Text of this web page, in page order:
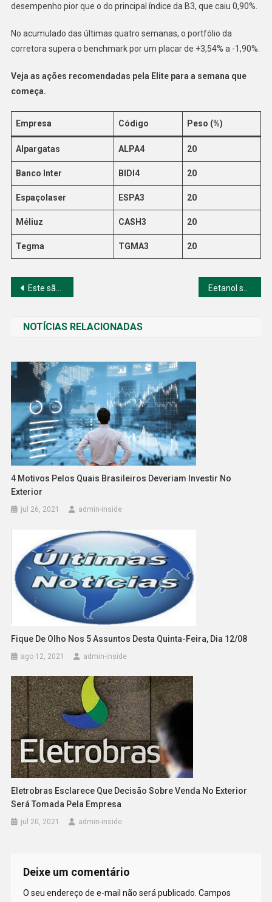
desempenho pior que o do principal índice da B3, que caiu 0,90%.
No acumulado das últimas quatro semanas, o portfólio da
corretora supera o benchmark por um placar de +3,54% a -1,90%.
Veja as ações recomendadas pela Elite para a semana que
começa.
Empresa Código Peso (%)
Alpargatas ALPA4 20
Banco Inter BIDI4 20
Espaçolaser ESPA3 20
Méliuz CASH3 20
Tegma TGMA3 20
Navegação
Post
Este são os 5 assuntos que vão movimentar o mercado nesta segunda-feira
NOTÍCIAS RELACIONADAS
4 Motivos Pelos Quais Brasileiros Deveriam Investir No
Exterior
jul 26, 2021 admin-inside
Fique De Olho Nos 5 Assuntos Desta Quinta-Feira, Dia 12/08
ago 12, 2021 admin-inside
Eletrobras Esclarece Que Decisão Sobre Venda No Exterior
Será Tomada Pela Empresa
jul 20, 2021 admin-inside
Deixe um comentário
O seu endereço de e-mail não será publicado. Campos